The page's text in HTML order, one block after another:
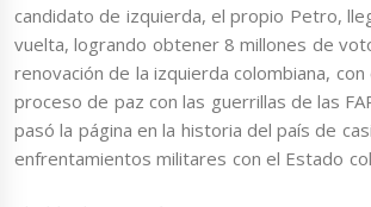
candidato de izquierda, el propio Petro,
vuelta, logrando obtener 8 millones de
renovación de la izquierda colombiana,
proceso de paz con las guerrillas de las
pasó la página en la historia del país de
enfrentamientos militares con el Estado